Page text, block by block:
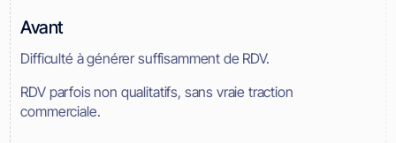
Avant
Difficulté à générer suffisamment de RDV.
RDV parfois non qualitatifs, sans vraie traction
commerciale.